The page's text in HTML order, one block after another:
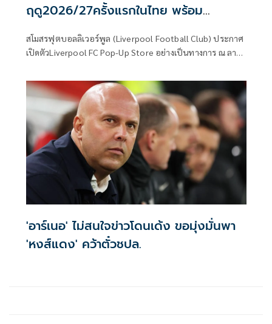
ฤดู2026/27ครั้งแรกในไทย พร้อม
สโมสรฟุตบอลลิเวอร์พูล (Liverpool Football Club) ประกาศ
เปิดตัวLiverpool FC Pop-Up Store อย่างเป็นทางการ ณ ลาน
มาร์กใจกลางกรุงเทพมหานคร พร้อมไฮไลท์สำคัญกับการเผย
โฉมเสื้อแข่งขันเหย้าประจำฤดูกาลใหม่ล่าสุด 2026/27 ให้แฟน
บอลชาวไทยได้สัมผัสและเป็นเจ้าของเป็นครั้งแรก โดยป๊อปอัพ
สโตร์แห่งนี้จะเปิดต้อนรับเหล่าสาวก "เดอะ เรดส์" (The Reds)
ตั้งแต่วันที่ 19พฤษภาคม ถึง 7 มิถุนายน 2569 นี้เท่านั้น
'อาร์เนอ' ไม่สนใจข่าวโดนเด้ง ขอมุ่งมั่นพา
'หงส์แดง' คว้าตั๋วชปล.